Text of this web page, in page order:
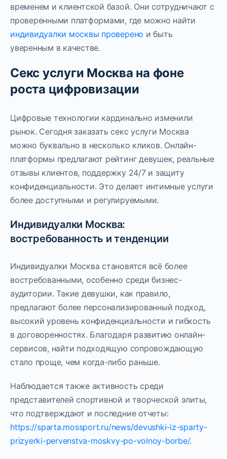
временем и клиентской базой. Они сотрудничают с
проверенными платформами, где можно найти
индивидуалки москвы проверено и быть
уверенным в качестве.
Секс услуги Москва на фоне
роста цифровизации
Цифровые технологии кардинально изменили
рынок. Сегодня заказать секс услуги Москва
можно буквально в несколько кликов. Онлайн-
платформы предлагают рейтинг девушек, реальные
отзывы клиентов, поддержку 24/7 и защиту
конфиденциальности. Это делает интимные услуги
более доступными и регулируемыми.
Индивидуалки Москва:
востребованность и тенденции
Индивидуалки Москва становятся всё более
востребованными, особенно среди бизнес-
аудитории. Такие девушки, как правило,
предлагают более персонализированный подход,
высокий уровень конфиденциальности и гибкость
в договоренностях. Благодаря развитию онлайн-
сервисов, найти подходящую сопровождающую
стало проще, чем когда-либо раньше.
Наблюдается также активность среди
представителей спортивной и творческой элиты,
что подтверждают и последние отчеты:
https://sparta.mossport.ru/news/devushki-iz-sparty-
prizyerki-pervenstva-moskvy-po-volnoy-borbe/.